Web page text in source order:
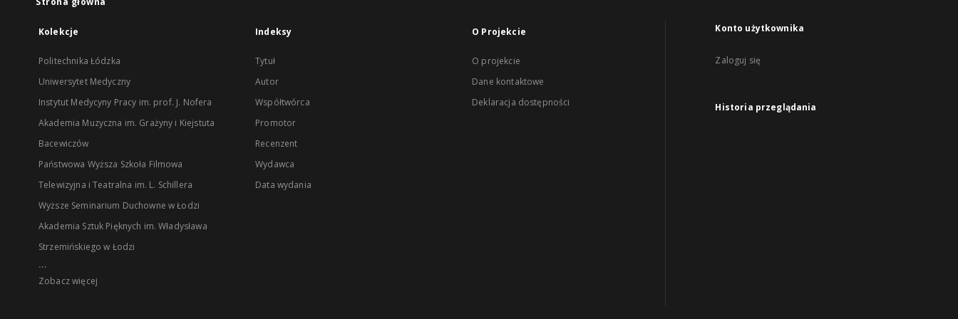
Kolekcje
Politechnika Łódzka
Uniwersytet Medyczny
Instytut Medycyny Pracy im. prof. J. Nofera
Akademia Muzyczna im. Grażyny i Kiejstuta
Bacewiczów
Państwowa Wyższa Szkoła Filmowa
Telewizyjna i Teatralna im. L. Schillera
Wyższe Seminarium Duchowne w Łodzi
Akademia Sztuk Pięknych im. Władysława
Strzemińskiego w Łodzi
...
Zobacz więcej
Indeksy
Tytuł
Autor
Współtwórca
Promotor
Recenzent
Wydawca
Data wydania
O Projekcie
O projekcie
Dane kontaktowe
Deklaracja dostępności
Konto użytkownika
Zaloguj się
Historia przeglądania